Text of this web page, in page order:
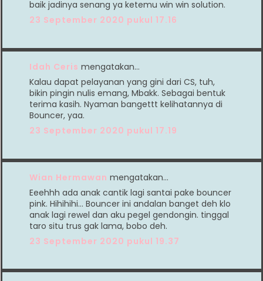
baik jadinya senang ya ketemu win win solution.
23 September 2020 pukul 17.16
Idah Ceris mengatakan…
Kalau dapat pelayanan yang gini dari CS, tuh,
bikin pingin nulis emang, Mbakk. Sebagai bentuk
terima kasih. Nyaman bangettt kelihatannya di
Bouncer, yaa.
23 September 2020 pukul 17.19
Wian Hermawan mengatakan…
Eeehhh ada anak cantik lagi santai pake bouncer
pink. Hihihihi... Bouncer ini andalan banget deh klo
anak lagi rewel dan aku pegel gendongin. tinggal
taro situ trus gak lama, bobo deh.
23 September 2020 pukul 19.37